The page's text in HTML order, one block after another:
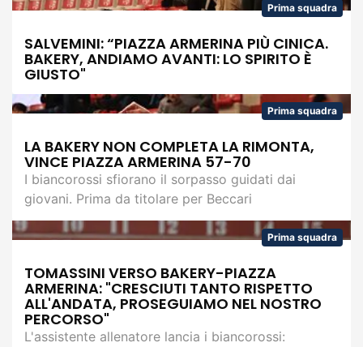
Prima squadra
SALVEMINI: “PIAZZA ARMERINA PIÙ CINICA.
BAKERY, ANDIAMO AVANTI: LO SPIRITO È
GIUSTO"
Prima squadra
LA BAKERY NON COMPLETA LA RIMONTA,
VINCE PIAZZA ARMERINA 57-70
I biancorossi sfiorano il sorpasso guidati dai
giovani. Prima da titolare per Beccari
Prima squadra
TOMASSINI VERSO BAKERY-PIAZZA
ARMERINA: "CRESCIUTI TANTO RISPETTO
ALL'ANDATA, PROSEGUIAMO NEL NOSTRO
PERCORSO"
L'assistente allenatore lancia i biancorossi: